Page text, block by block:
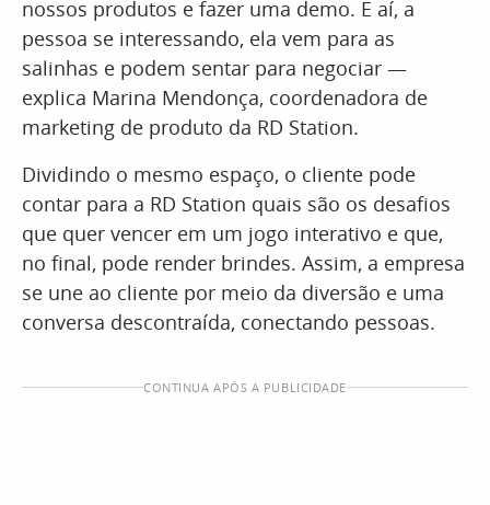
nossos produtos e fazer uma demo. E aí, a
pessoa se interessando, ela vem para as
salinhas e podem sentar para negociar —
explica Marina Mendonça, coordenadora de
marketing de produto da RD Station.
Dividindo o mesmo espaço, o cliente pode
contar para a RD Station quais são os desafios
que quer vencer em um jogo interativo e que,
no final, pode render brindes. Assim, a empresa
se une ao cliente por meio da diversão e uma
conversa descontraída, conectando pessoas.
CONTINUA APÓS A PUBLICIDADE